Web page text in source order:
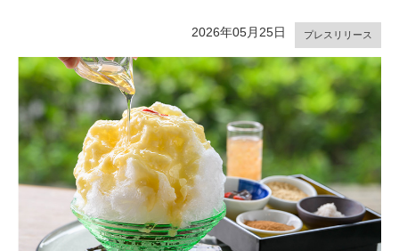
プレスリリース
2026年05月25日